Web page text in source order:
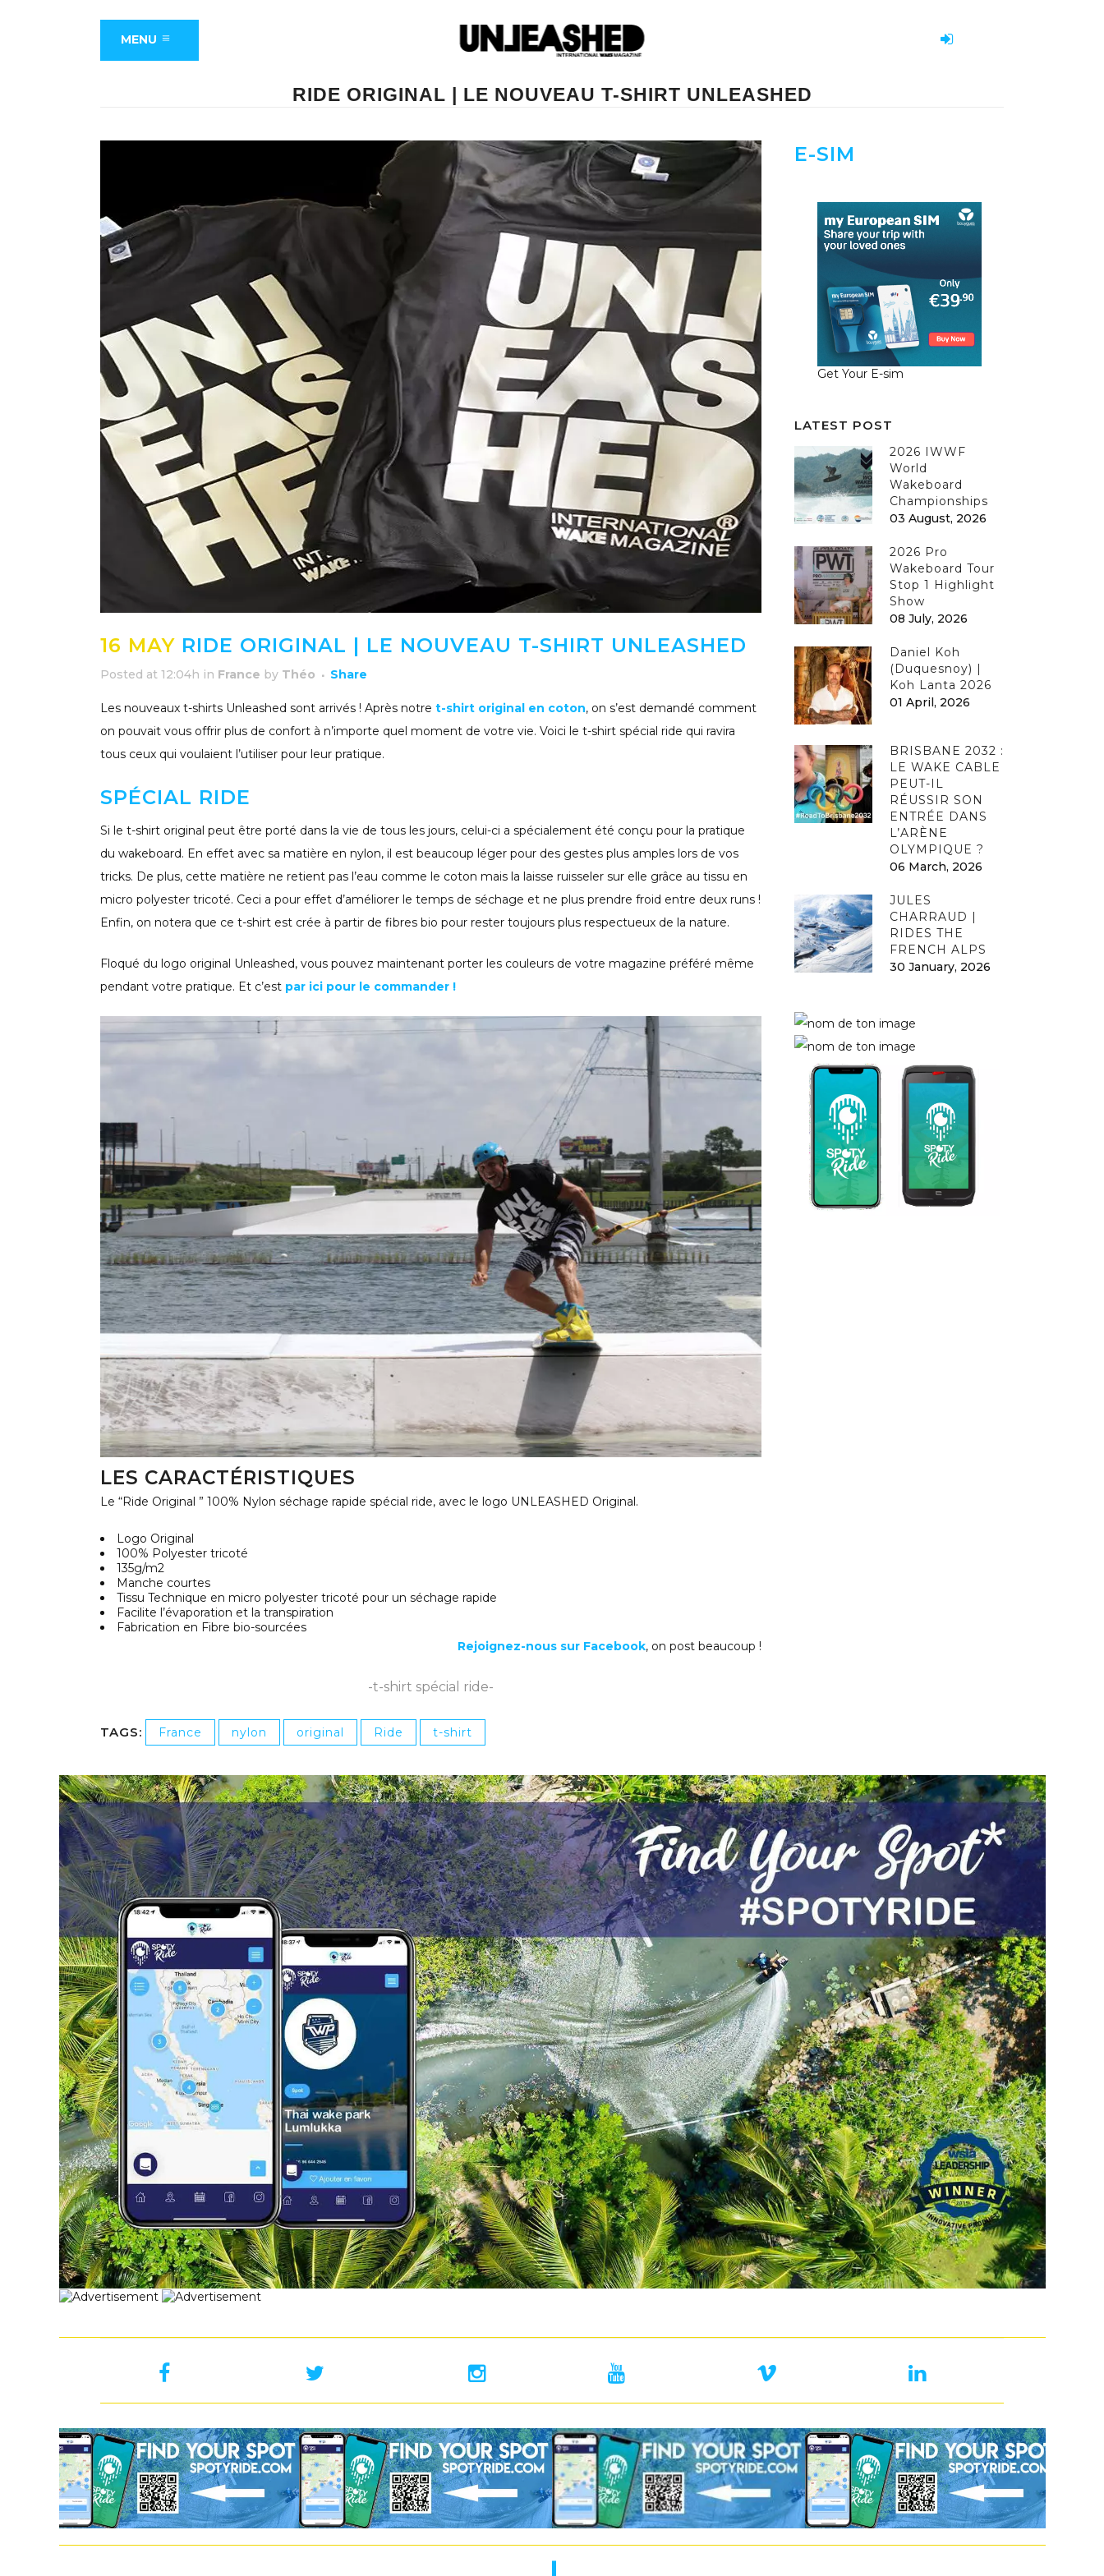
MENU
RIDE ORIGINAL | LE NOUVEAU T-SHIRT UNLEASHED
16 MAY RIDE ORIGINAL | LE NOUVEAU T-SHIRT UNLEASHED
Posted at 12:04h in France by Théo Share
Les nouveaux t-shirts Unleashed sont arrivés ! Après notre t-shirt original en coton, on s’est demandé comment
on pouvait vous offrir plus de confort à n’importe quel moment de votre vie. Voici le t-shirt spécial ride qui ravira
tous ceux qui voulaient l’utiliser pour leur pratique.
SPÉCIAL RIDE
Si le t-shirt original peut être porté dans la vie de tous les jours, celui-ci a spécialement été conçu pour la pratique
du wakeboard. En effet avec sa matière en nylon, il est beaucoup léger pour des gestes plus amples lors de vos
tricks. De plus, cette matière ne retient pas l’eau comme le coton mais la laisse ruisseler sur elle grâce au tissu en
micro polyester tricoté. Ceci a pour effet d’améliorer le temps de séchage et ne plus prendre froid entre deux runs !
Enfin, on notera que ce t-shirt est crée à partir de fibres bio pour rester toujours plus respectueux de la nature.
Floqué du logo original Unleashed, vous pouvez maintenant porter les couleurs de votre magazine préféré même
pendant votre pratique. Et c’est par ici pour le commander !
LES CARACTÉRISTIQUES
Le “Ride Original ” 100% Nylon séchage rapide spécial ride, avec le logo UNLEASHED Original.
Logo Original
100% Polyester tricoté
135g/m2
Manche courtes
Tissu Technique en micro polyester tricoté pour un séchage rapide
Facilite l’évaporation et la transpiration
Fabrication en Fibre bio-sourcées
Rejoignez-nous sur Facebook, on post beaucoup !
-t-shirt spécial ride-
TAGS: France nylon original Ride t-shirt
E-SIM
Get Your E-sim
LATEST POST
2026 IWWF
World
Wakeboard
Championships
03 August, 2026
2026 Pro
Wakeboard Tour
Stop 1 Highlight
Show
08 July, 2026
Daniel Koh
(Duquesnoy) |
Koh Lanta 2026
01 April, 2026
BRISBANE 2032 :
LE WAKE CABLE
PEUT-IL
RÉUSSIR SON
ENTRÉE DANS
L’ARÈNE
OLYMPIQUE ?
06 March, 2026
JULES
CHARRAUD |
RIDES THE
FRENCH ALPS
30 January, 2026